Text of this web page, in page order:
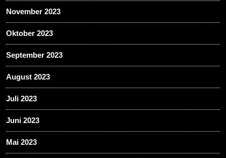
November 2023
Oktober 2023
September 2023
August 2023
Juli 2023
Juni 2023
Mai 2023